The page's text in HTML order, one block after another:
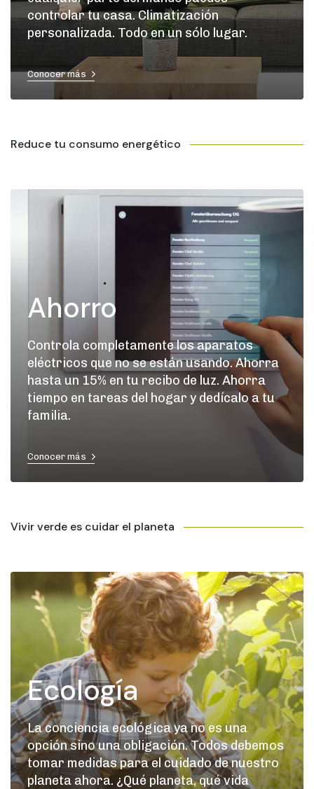
controlar tu casa. Climatización
personalizada. Todo en un sólo lugar.
Conocer más
Reduce tu consumo energético
Ahorro
Controla completamente los aparatos
eléctricos que no se están usando. Ahorra
hasta un 15% en tu recibo de luz. Ahorra
tiempo en tareas del hogar y dedícalo a tu
familia.
Conocer más
Vivir verde es cuidar el planeta
Ecología
La conciencia ecológica ya no es una
opción sino una obligación. Todos debemos
tomar medidas para el cuidado de nuestro
planeta ahora. ¿Qué planeta, qué vida